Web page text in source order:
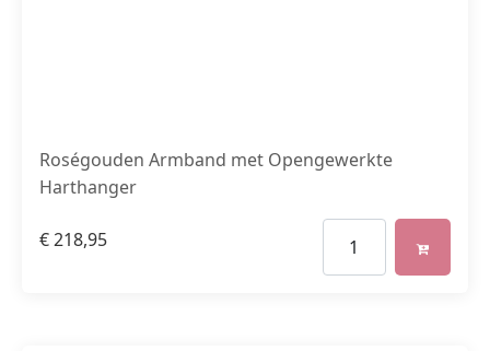
Roségouden Armband met Opengewerkte
Harthanger
€218,95